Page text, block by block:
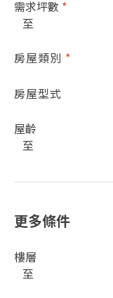
需求坪數 *
至
房屋類別 *
房屋型式
屋齡
至
更多條件
樓層
至